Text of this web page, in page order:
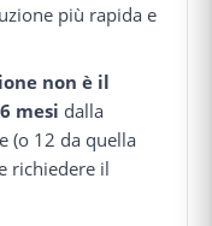
più rapida e
non è il
6 mesi dalla
(o 12 da quella
richiedere il